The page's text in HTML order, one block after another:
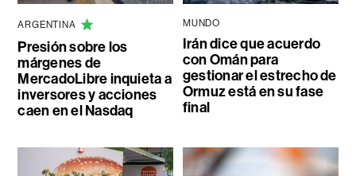
ARGENTINA
Presión sobre los
márgenes de
MercadoLibre inquieta a
inversores y acciones
caen en el Nasdaq
MUNDO
Irán dice que acuerdo
con Omán para
gestionar el estrecho de
Ormuz está en su fase
final